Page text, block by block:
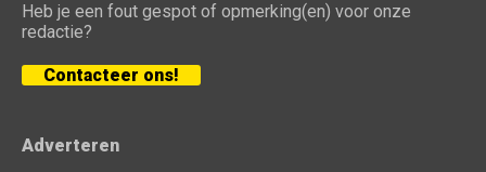
Heb je een fout gespot of opmerking(en) voor onze
redactie?
Contacteer ons!
Adverteren